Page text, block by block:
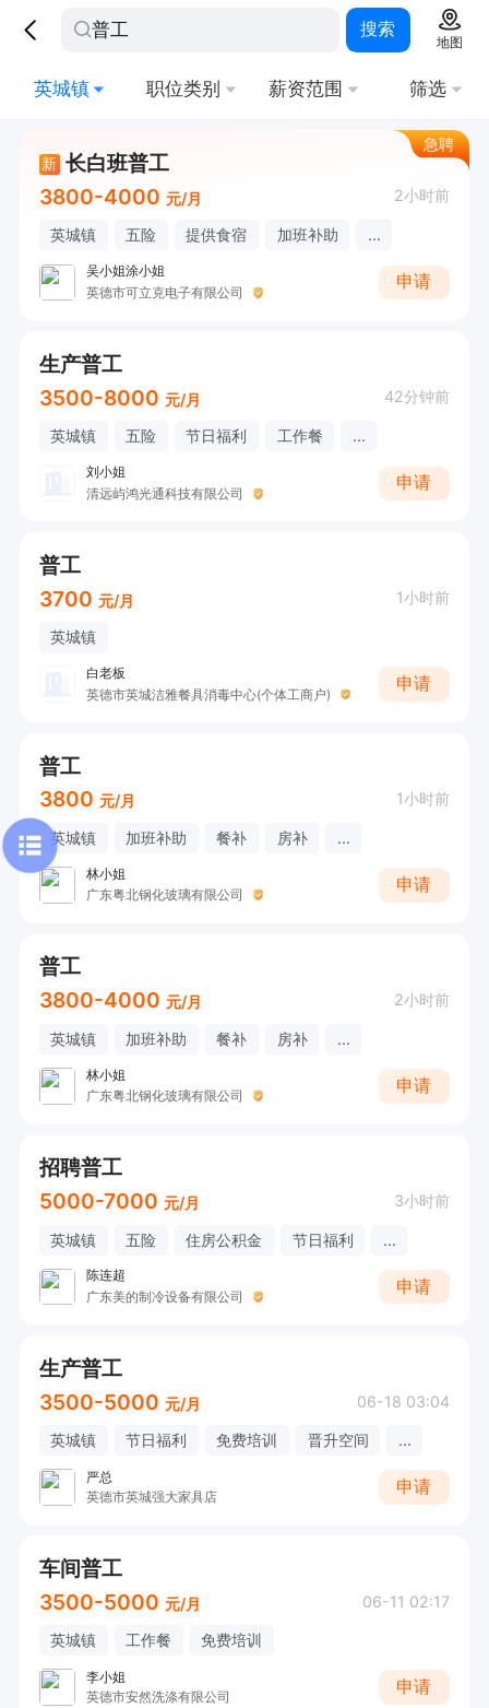
搜索
地图
英城镇 职位类别 薪资范围 筛选
急聘
新 长白班普工
3800-4000 元/月 2小时前
英城镇 五险 提供食宿 加班补助 ...
吴小姐涂小姐
英德市可立克电子有限公司
申请
生产普工
3500-8000 元/月 42分钟前
英城镇 五险 节日福利 工作餐 ...
刘小姐
清远屿鸿光通科技有限公司
申请
普工
3700 元/月 1小时前
英城镇
白老板
英德市英城洁雅餐具消毒中心(个体工商户)
申请
普工
3800 元/月 1小时前
英城镇 加班补助 餐补 房补 ...
林小姐
广东粤北钢化玻璃有限公司
申请
普工
3800-4000 元/月 2小时前
英城镇 加班补助 餐补 房补 ...
林小姐
广东粤北钢化玻璃有限公司
申请
招聘普工
5000-7000 元/月 3小时前
英城镇 五险 住房公积金 节日福利 ...
陈连超
广东美的制冷设备有限公司
申请
生产普工
3500-5000 元/月 06-18 03:04
英城镇 节日福利 免费培训 晋升空间 ...
严总
英德市英城强大家具店
申请
车间普工
3500-5000 元/月 06-11 02:17
英城镇 工作餐 免费培训
李小姐
英德市安然洗涤有限公司
申请